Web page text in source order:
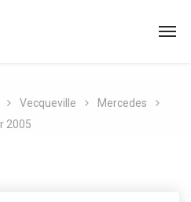
Vecqueville
Mercedes
2005